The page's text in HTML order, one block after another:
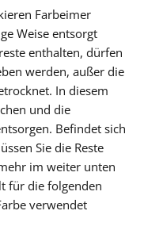
Farbeimer
Weise entsorgt
enthalten, dürfen
werden, außer die
In diesem
und die
Befindet sich
Sie die Reste
im weiter unten
für die folgenden
verwendet